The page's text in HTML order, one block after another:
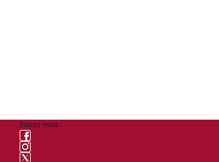
Suivez-nous :